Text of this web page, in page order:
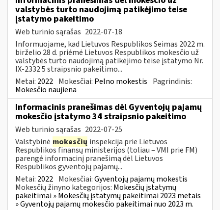
valstybės turto naudojimą patikėjimo teise
įstatymo pakeitimo
Web turinio sąrašas 2022-07-18
Informuojame, kad Lietuvos Respublikos Seimas 2022 m.
birželio 28 d. priėmė Lietuvos Respublikos mokesčio už
valstybės turto naudojimą patikėjimo teise įstatymo Nr.
IX-2332 5 straipsnio pakeitimo...
Metai: 2022 Mokesčiai: Pelno mokestis Pagrindinis:
Mokesčio naujiena
Informacinis pranešimas dėl Gyventojų pajamų
mokesčio įstatymo 34 straipsnio pakeitimo
Web turinio sąrašas 2022-07-25
Valstybinė mokesčių inspekcija prie Lietuvos
Respublikos finansų ministerijos (toliau – VMI prie FM)
parengė informacinį pranešimą dėl Lietuvos
Respublikos gyventojų pajamų...
Metai: 2022 Mokesčiai:Gyventojų pajamų mokestis
Mokesčių žinyno kategorijos: Mokesčių įstatymų
pakeitimai » Mokesčių įstatymų pakeitimai 2023 metais
» Gyventojų pajamų mokesčio pakeitimai nuo 2023 m.